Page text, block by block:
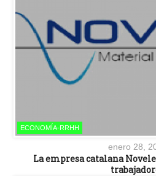
ECONOMÍA-RRHH
enero 28,
La empresa catalana